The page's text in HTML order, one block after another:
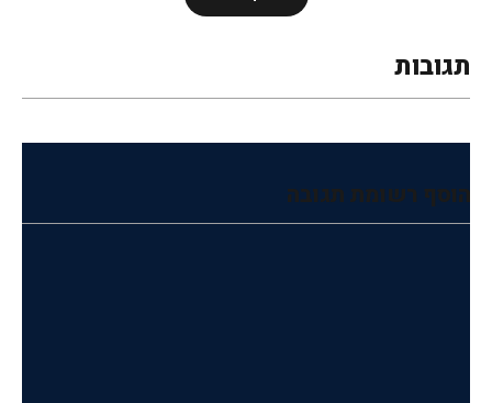
תגובות
הוסף רשומת תגובה